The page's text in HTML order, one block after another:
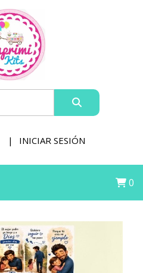
INICIAR SESIÓN
0